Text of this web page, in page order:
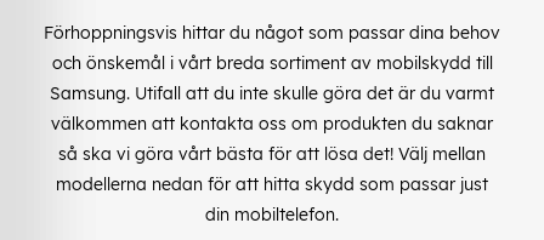
Förhoppningsvis hittar du något som passar dina behov
och önskemål i vårt breda sortiment av mobilskydd till
Samsung. Utifall att du inte skulle göra det är du varmt
välkommen att kontakta oss om produkten du saknar
så ska vi göra vårt bästa för att lösa det! Välj mellan
modellerna nedan för att hitta skydd som passar just
din mobiltelefon.